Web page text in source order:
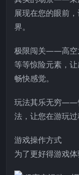
展现在您的眼前
界。
极限闯关——高空
等等惊险元素，
畅快感觉。
玩法其乐无穷——
法，让您在游玩
游戏操作方式
为了更好得游戏体